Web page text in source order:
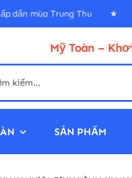
hấp dẫn mùa Trung
Mỹ Toàn –
SẢN PHẨM